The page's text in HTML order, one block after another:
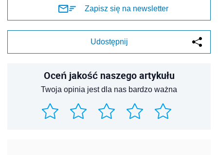
Zapisz się na newsletter
Udostępnij
Oceń jakość naszego artykułu
Twoja opinia jest dla nas bardzo ważna